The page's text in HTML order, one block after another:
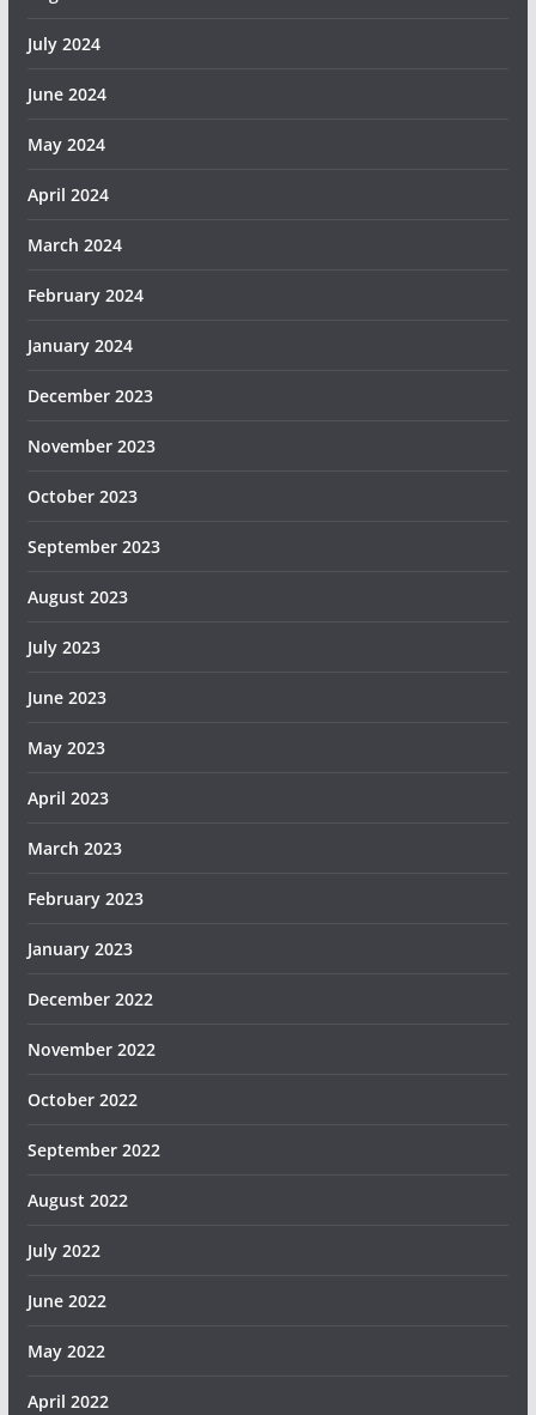
July 2024
June 2024
May 2024
April 2024
March 2024
February 2024
January 2024
December 2023
November 2023
October 2023
September 2023
August 2023
July 2023
June 2023
May 2023
April 2023
March 2023
February 2023
January 2023
December 2022
November 2022
October 2022
September 2022
August 2022
July 2022
June 2022
May 2022
April 2022